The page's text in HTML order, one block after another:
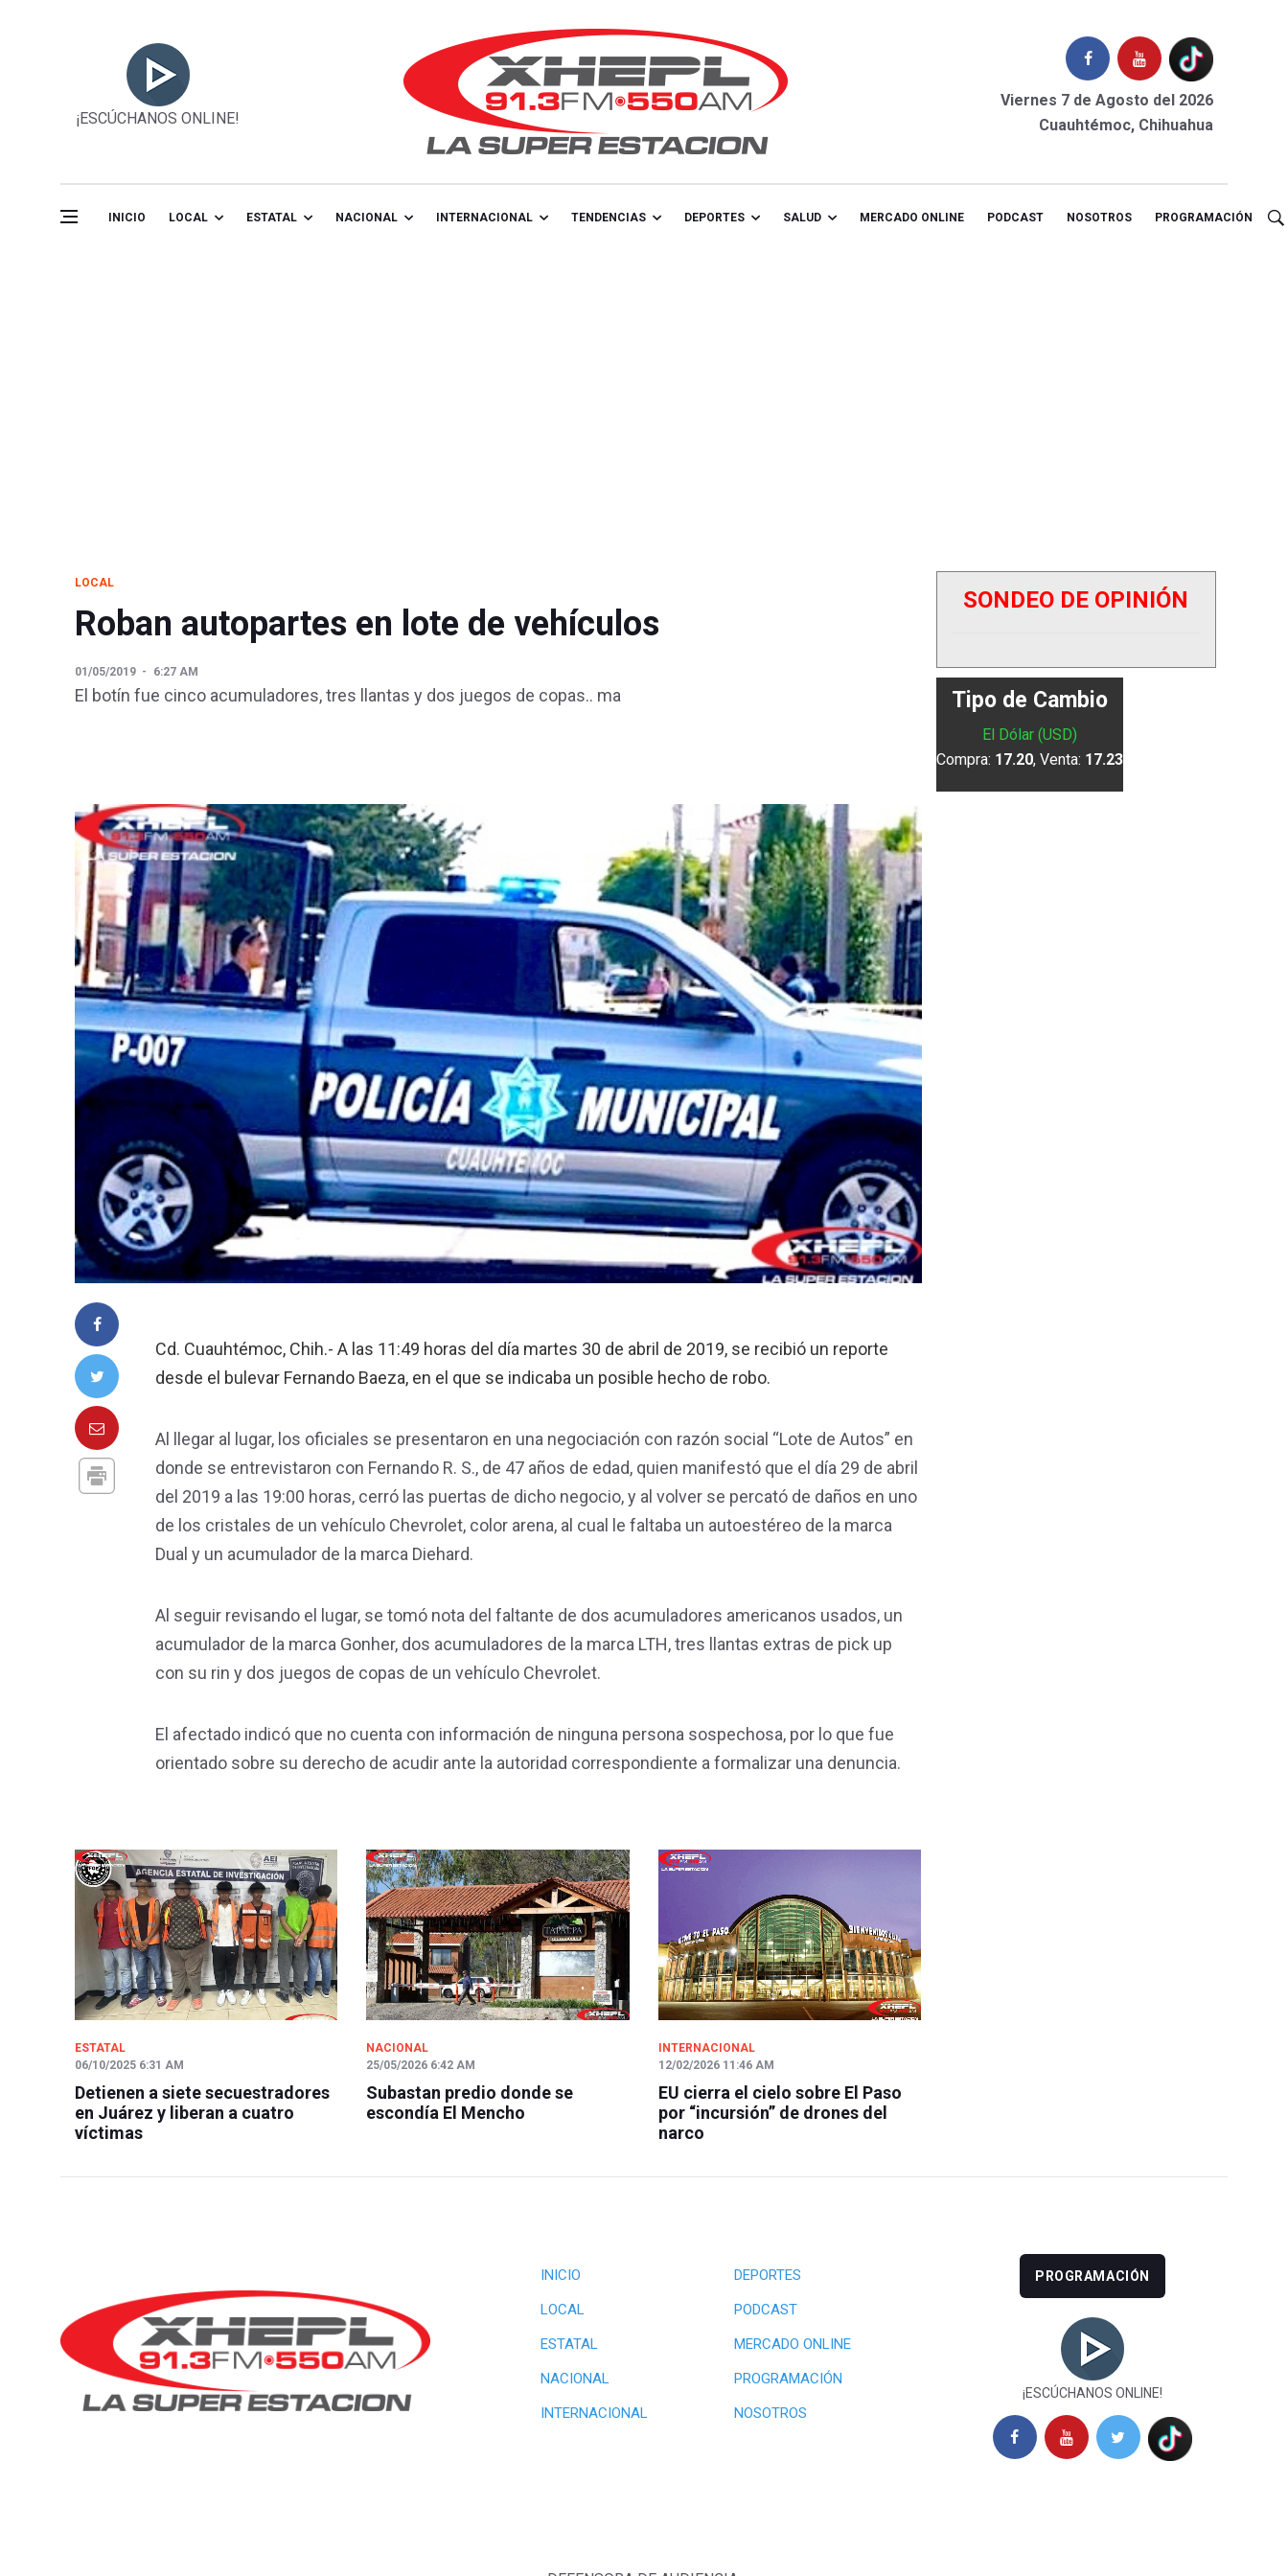
¡ESCÚCHANOS ONLINE!
Viernes 7 de Agosto del 2026
Cuauhtémoc, Chihuahua
INICIO LOCAL ESTATAL NACIONAL INTERNACIONAL TENDENCIAS DEPORTES SALUD MERCADO ONLINE PODCAST NOSOTROS PROGRAMACIÓN
LOCAL
Roban autopartes en lote de vehículos
01/05/2019 6:27 AM
El botín fue cinco acumuladores, tres llantas y dos juegos de copas.. ma
Cd. Cuauhtémoc, Chih.- A las 11:49 horas del día martes 30 de abril de 2019, se recibió un reporte
desde el bulevar Fernando Baeza, en el que se indicaba un posible hecho de robo.
Al llegar al lugar, los oficiales se presentaron en una negociación con razón social “Lote de Autos” en
donde se entrevistaron con Fernando R. S., de 47 años de edad, quien manifestó que el día 29 de abril
del 2019 a las 19:00 horas, cerró las puertas de dicho negocio, y al volver se percató de daños en uno
de los cristales de un vehículo Chevrolet, color arena, al cual le faltaba un autoestéreo de la marca
Dual y un acumulador de la marca Diehard.
Al seguir revisando el lugar, se tomó nota del faltante de dos acumuladores americanos usados, un
acumulador de la marca Gonher, dos acumuladores de la marca LTH, tres llantas extras de pick up
con su rin y dos juegos de copas de un vehículo Chevrolet.
El afectado indicó que no cuenta con información de ninguna persona sospechosa, por lo que fue
orientado sobre su derecho de acudir ante la autoridad correspondiente a formalizar una denuncia.
ESTATAL
06/10/2025 6:31 AM
Detienen a siete secuestradores
en Juárez y liberan a cuatro
víctimas
NACIONAL
25/05/2026 6:42 AM
Subastan predio donde se
escondía El Mencho
INTERNACIONAL
12/02/2026 11:46 AM
EU cierra el cielo sobre El Paso
por “incursión” de drones del
narco
SONDEO DE OPINIÓN
Tipo de Cambio
El Dólar (USD)
Compra: 17.20, Venta: 17.23
INICIO
DEPORTES
LOCAL
PODCAST
ESTATAL
MERCADO ONLINE
NACIONAL
PROGRAMACIÓN
INTERNACIONAL
NOSOTROS
PROGRAMACIÓN
¡ESCÚCHANOS ONLINE!